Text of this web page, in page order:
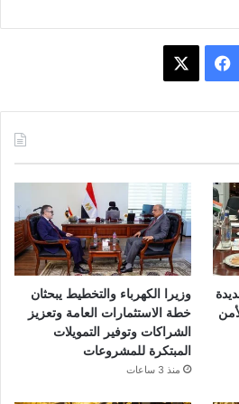
و
ك
وزيرا الكهرباء والتخطيط يبحثان
خطة الاستثمارات العامة وتعزيز
الشراكات وتوفير التمويلات
المبتكرة للمشروعات
منذ 3 ساعات